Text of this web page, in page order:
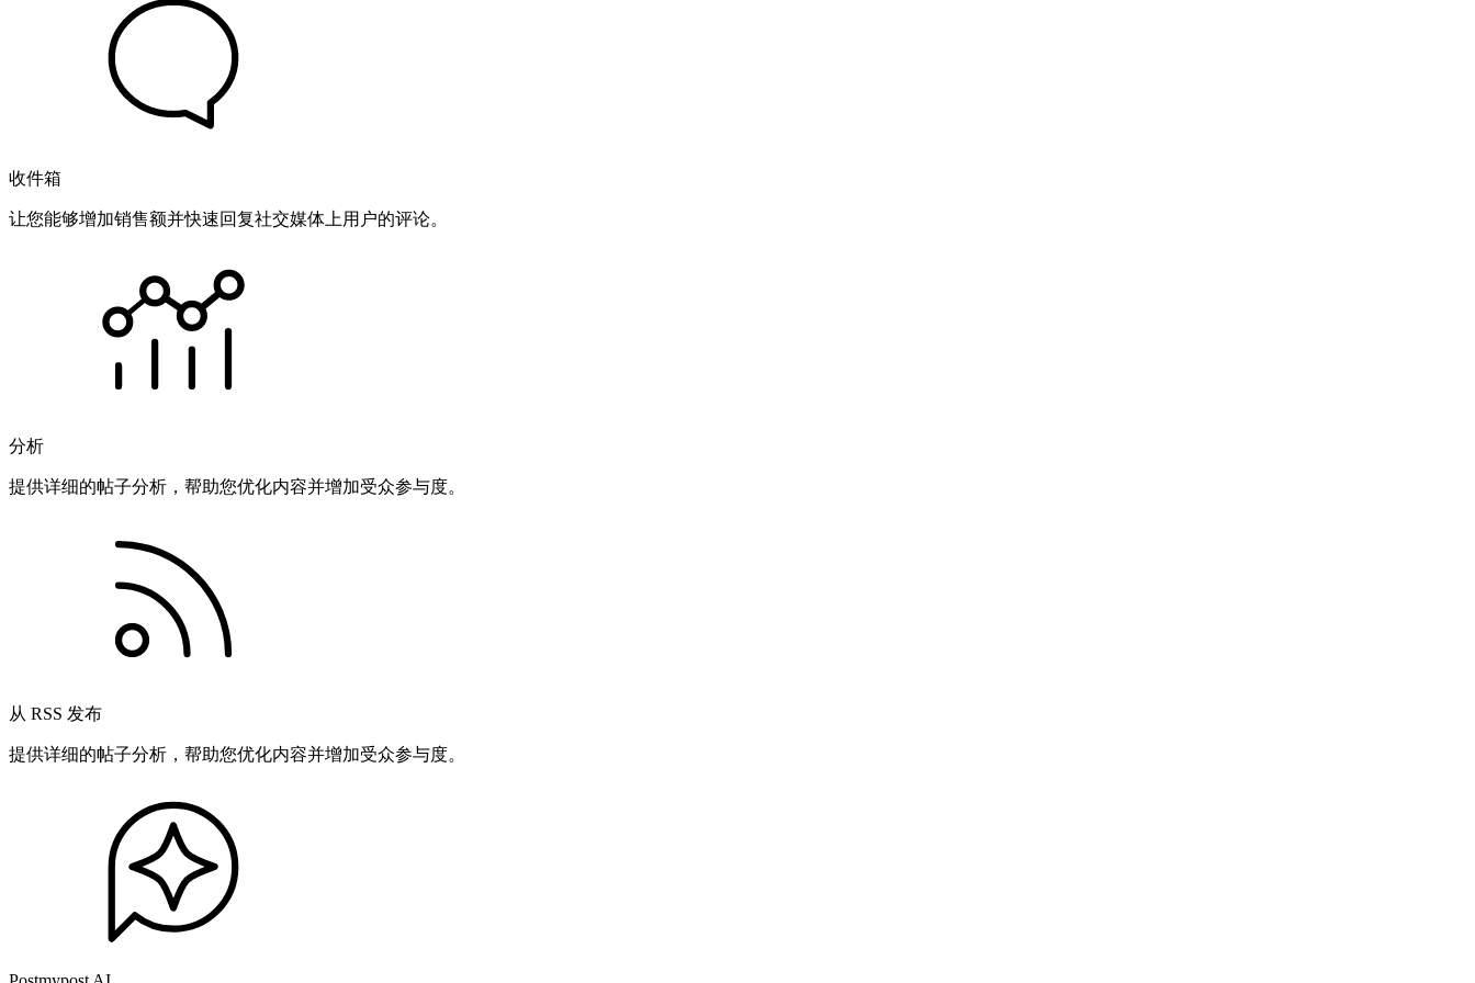
收件箱
让您能够增加销售额并快速回复社交媒体上用户的评论。
分析
提供详细的帖子分析，帮助您优化内容并增加受众参与度。
从 RSS 发布
提供详细的帖子分析，帮助您优化内容并增加受众参与度。